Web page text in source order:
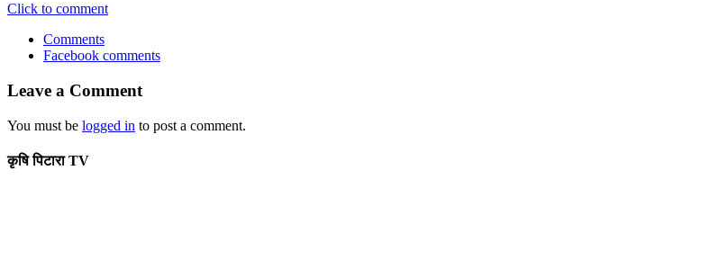
Click to comment
Comments
Facebook comments
Leave a Comment
You must be logged in to post a comment.
कृषि पिटारा TV